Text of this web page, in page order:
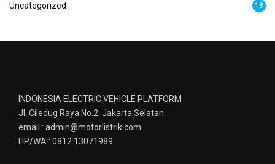
Uncategorized 18
INDONESIA ELECTRIC VEHICLE PLATFORM
Jl. Ciledug Raya No.2. Jakarta Selatan.
email : admin@motorlistrik.com
HP/WA : 0812 13071989